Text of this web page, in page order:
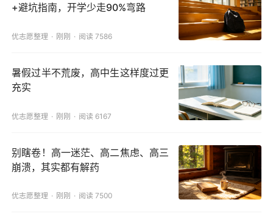
+避坑指南，开学少走90%弯路
优志愿整理 刚刚 阅读 7586
暑假过半不荒废，高中生这样度过更
充实
优志愿整理 刚刚 阅读 6167
别瞎卷！高一迷茫、高二焦虑、高三
崩溃，其实都有解药
优志愿整理 刚刚 阅读 7500